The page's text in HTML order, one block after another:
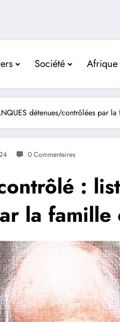
Société Afrique
détenues/contrôlées par
0 Commentaires
:
la famille